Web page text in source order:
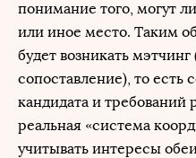
понимание того, могут
или иное место. Таким
будет возникать
сопоставление), то есть
кандидата и требований
реальная «система
учитывать интересы